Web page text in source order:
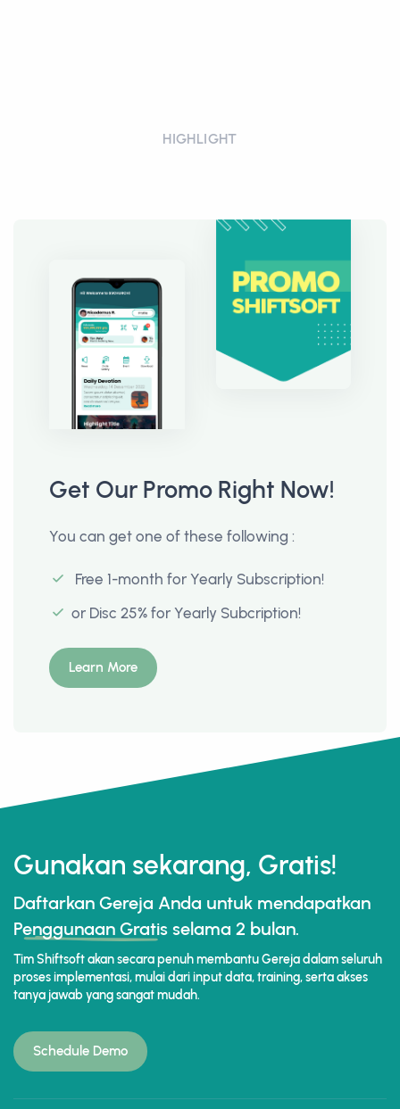
HIGHLIGHT
Get Our Promo Right Now!
You can get one of these following :
Free 1-month for Yearly Subscription!
or Disc 25% for Yearly Subcription!
Learn More
Gunakan sekarang, Gratis!
Daftarkan Gereja Anda untuk mendapatkan
Penggunaan Gratis selama 2 bulan.
Tim Shiftsoft akan secara penuh membantu Gereja dalam seluruh
proses implementasi, mulai dari input data, training, serta akses
tanya jawab yang sangat mudah.
Schedule Demo